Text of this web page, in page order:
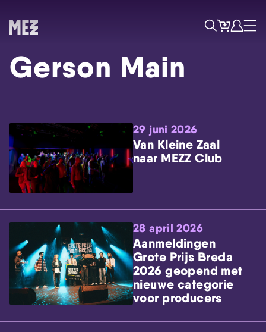
Skip navigatie
ZoekTicketsAccount
Menu
Gerson Main
29 juni 2026
Van Kleine Zaal
naar MEZZ Club
28 april 2026
Aanmeldingen
Grote Prijs Breda
2026 geopend met
nieuwe categorie
voor producers